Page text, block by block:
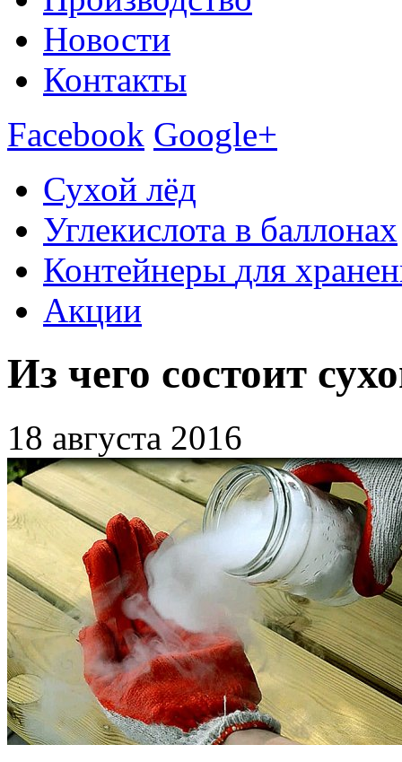
Новости
Контакты
Facebook Google+
Сухой лёд
Углекислота в баллонах
Контейнеры для
Акции
Из чего состоит
18 августа 2016